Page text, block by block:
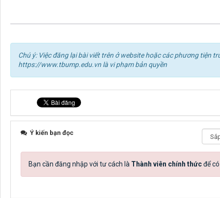
Chú ý: Việc đăng lại bài viết trên ở website hoặc các phương tiện
https://www.tbump.edu.vn là vi phạm bản quyền
Ý kiến bạn đọc
Bạn cần đăng nhập với tư cách là Thành viên chính thứcđể